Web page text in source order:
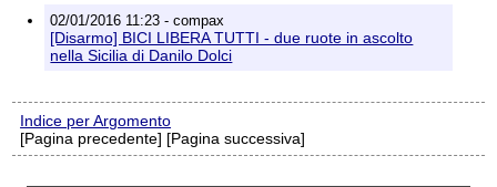
02/01/2016 11:23 - compax
[Disarmo] BICI LIBERA TUTTI - due ruote in ascolto
nella Sicilia di Danilo Dolci
Indice per Argomento
[Pagina precedente] [Pagina successiva]